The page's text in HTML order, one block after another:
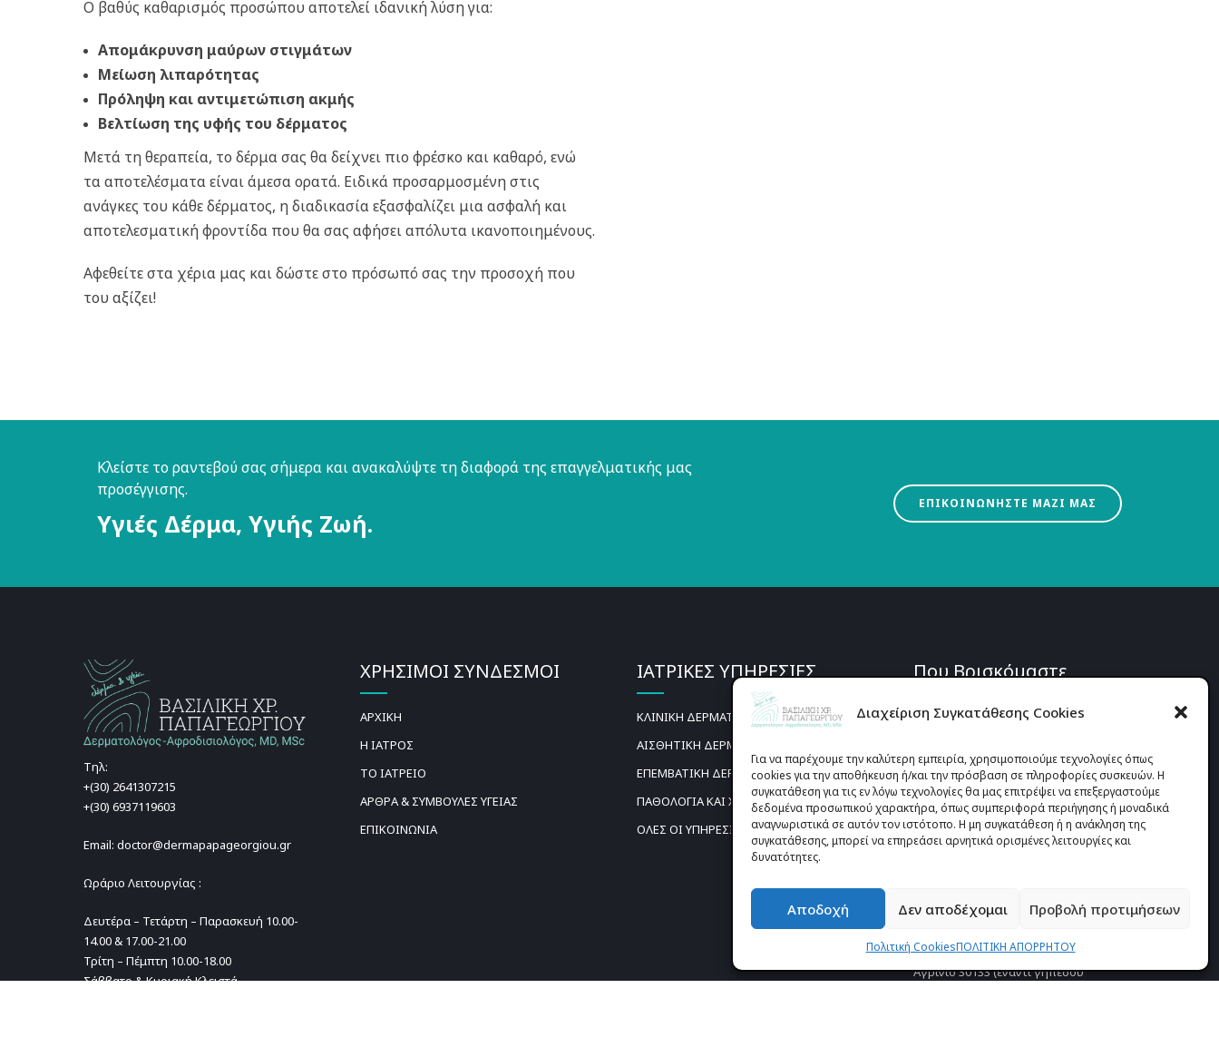
Διαχείριση Συγκατάθεσης Cookies
Για να παρέχουμε την καλύτερη εμπειρία, χρησιμοποιούμε τεχνολογίες όπως
cookies για την αποθήκευση ή/και την πρόσβαση σε πληροφορίες συσκευών. Η
συγκατάθεση για τις εν λόγω τεχνολογίες θα μας επιτρέψει να επεξεργαστούμε
δεδομένα προσωπικού χαρακτήρα, όπως συμπεριφορά περιήγησης ή μοναδικά
αναγνωριστικά σε αυτόν τον ιστότοπο. Η μη συγκατάθεση ή η ανάκληση της
συγκατάθεσης, μπορεί να επηρεάσει αρνητικά ορισμένες λειτουργίες και
δυνατότητες.
Αποδοχή Δεν αποδέχομαι Προβολή προτιμήσεων
Πολιτική CookiesΠΟΛΙΤΙΚΗ ΑΠΟΡΡΗΤΟΥ
Ο βαθύς καθαρισμός προσώπου αποτελεί ιδανική λύση για:
Απομάκρυνση μαύρων στιγμάτων
Μείωση λιπαρότητας
Πρόληψη και αντιμετώπιση ακμής
Βελτίωση της υφής του δέρματος
Μετά τη θεραπεία, το δέρμα σας θα δείχνει πιο φρέσκο και καθαρό, ενώ
τα αποτελέσματα είναι άμεσα ορατά. Ειδικά προσαρμοσμένη στις
ανάγκες του κάθε δέρματος, η διαδικασία εξασφαλίζει μια ασφαλή και
αποτελεσματική φροντίδα που θα σας αφήσει απόλυτα ικανοποιημένους.
Αφεθείτε στα χέρια μας και δώστε στο πρόσωπό σας την προσοχή που
του αξίζει!
Κλείστε το ραντεβού σας σήμερα και ανακαλύψτε τη διαφορά της επαγγελματικής μας
προσέγγισης.
Υγιές Δέρμα, Υγιής Ζωή.
ΕΠΙΚΟΙΝΩΝΗΣΤΕ ΜΑΖΙ ΜΑΣ
Τηλ:
+(30) 2641307215
+(30) 6937119603
Email: doctor@dermapapageorgiou.gr
Ωράριο Λειτουργίας :
Δευτέρα – Τετάρτη – Παρασκευή 10.00-
14.00 & 17.00-21.00
Τρίτη – Πέμπτη 10.00-18.00
Σάββατο & Κυριακή Κλειστά
ΧΡΗΣΙΜΟΙ ΣΥΝΔΕΣΜΟΙ
ΑΡΧΙΚΗ
Η ΙΑΤΡΟΣ
ΤΟ ΙΑΤΡΕΙΟ
ΑΡΘΡΑ & ΣΥΜΒΟΥΛΕΣ ΥΓΕΙΑΣ
ΕΠΙΚΟΙΝΩΝΙΑ
ΙΑΤΡΙΚΕΣ ΥΠΗΡΕΣΙΕΣ
ΚΛΙΝΙΚΗ ΔΕΡΜΑΤΟΛΟΓΙΑ
ΑΙΣΘΗΤΙΚΗ ΔΕΡΜΑΤΟΛΟΓΙΑ
ΕΠΕΜΒΑΤΙΚΗ ΔΕΡΜΑΤΟΛΟΓΙΑ
ΠΑΘΟΛΟΓΙΑ ΚΑΙ ΧΕΙΡΟΥΡΓΙΚΗ ΟΝΥΧΩΝ
ΟΛΕΣ ΟΙ ΥΠΗΡΕΣΙΕΣ
Που Βρισκόμαστε
Προυσιωτίσσης 27 & Δ.Σταϊκου ,
Αγρίνιο 30133 (έναντι γηπέδου